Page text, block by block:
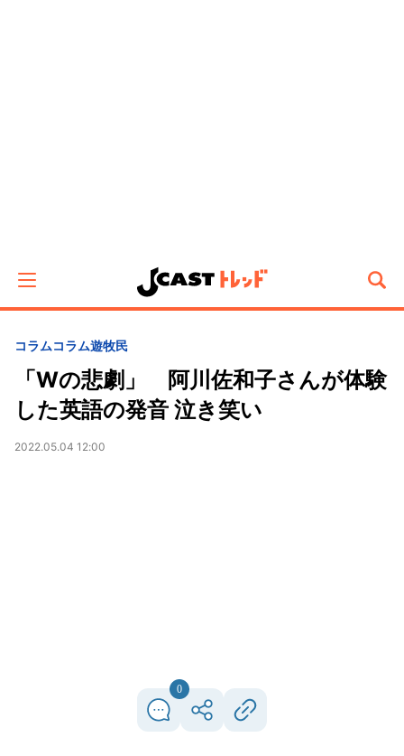
コラムコラム遊牧民
「Wの悲劇」 阿川佐和子さんが体験
した英語の発音 泣き笑い
2022.05.04 12:00
0